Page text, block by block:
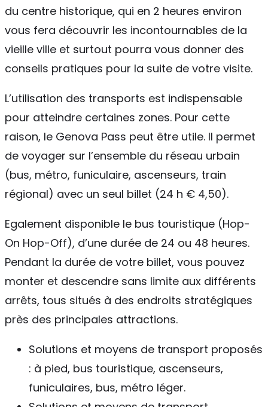
du centre historique, qui en 2 heures environ
vous fera découvrir les incontournables de la
vieille ville et surtout pourra vous donner des
conseils pratiques pour la suite de votre visite.
L’utilisation des transports est indispensable
pour atteindre certaines zones. Pour cette
raison, le Genova Pass peut être utile. Il permet
de voyager sur l’ensemble du réseau urbain
(bus, métro, funiculaire, ascenseurs, train
régional) avec un seul billet (24 h € 4,50).
Egalement disponible le bus touristique (Hop-
On Hop-Off), d’une durée de 24 ou 48 heures.
Pendant la durée de votre billet, vous pouvez
monter et descendre sans limite aux différents
arrêts, tous situés à des endroits stratégiques
près des principales attractions.
Solutions et moyens de transport proposés
: à pied, bus touristique, ascenseurs,
funiculaires, bus, métro léger.